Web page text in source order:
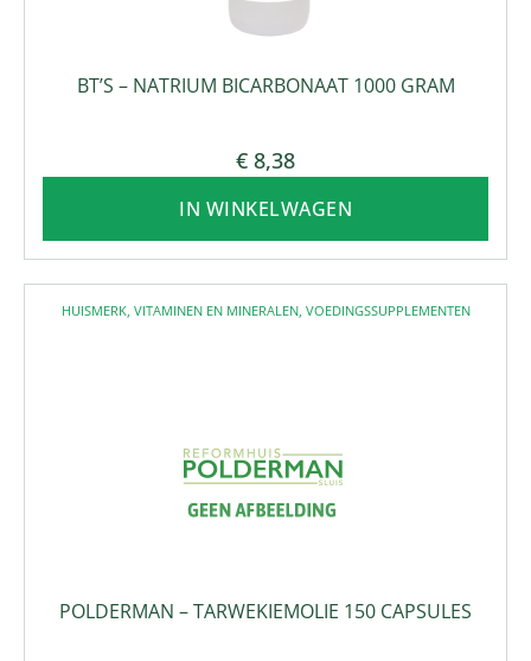
BT’S – NATRIUM BICARBONAAT 1000 GRAM
€ 8,38
IN WINKELWAGEN
HUISMERK, VITAMINEN EN MINERALEN, VOEDINGSSUPPLEMENTEN
POLDERMAN – TARWEKIEMOLIE 150 CAPSULES